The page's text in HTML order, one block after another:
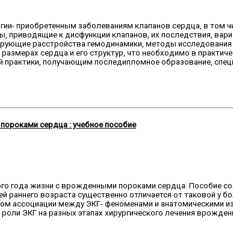
приобретенным заболеваниям клапанов сердца, в том
к дисфункции клапанов, их последствия,
расстройства гемодинамики, методы
сердца и его структур, что необходимо в
получающим последипломное образование,
сердца : учебное пособие
года жизни с врожденными пороками сердца. Пособие
возраста существенно отличается от таковой у
ассоциации между ЭКГ- феноменами и анатомическими
ЭКГ на разных этапах хирургического лечения